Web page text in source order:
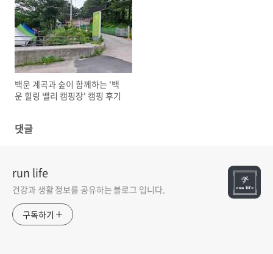
백운 계곡과 숲이 함께하는 '백
운 힐링 밸리 캠핑장' 캠핑 후기
댓글
run life
건강과 생활 정보를 공유하는 블로그 입니다.
구독하기